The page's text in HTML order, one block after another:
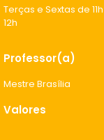
Terças e Sextas de
12h
Professor(a)
Mestre Brasília
Valores